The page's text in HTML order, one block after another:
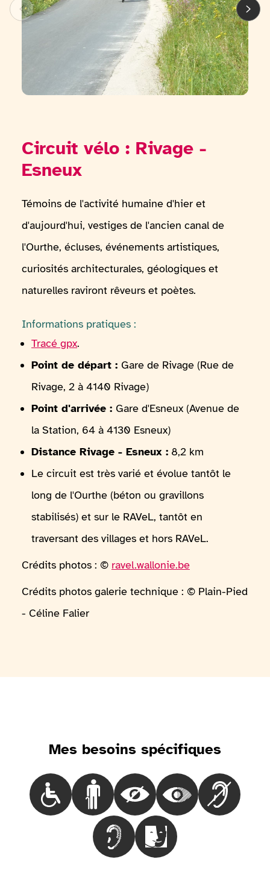
Circuit vélo : Rivage -
Esneux
Témoins de l'activité humaine d'hier et
d'aujourd'hui, vestiges de l'ancien canal de
l'Ourthe, écluses, événements artistiques,
curiosités architecturales, géologiques et
naturelles raviront rêveurs et poètes.
Informations pratiques :
Tracé gpx.
Point de départ : Gare de Rivage (Rue de
Rivage, 2 à 4140 Rivage)
Point d'arrivée : Gare d'Esneux (Avenue de
la Station, 64 à 4130 Esneux)
Distance Rivage - Esneux : 8,2 km
Le circuit est très varié et évolue tantôt le
long de l'Ourthe (béton ou gravillons
stabilisés) et sur le RAVeL, tantôt en
traversant des villages et hors RAVeL.
Crédits photos : © ravel.wallonie.be
Crédits photos galerie technique : © Plain-Pied
- Céline Falier
Mes besoins spécifiques
Choisir le besoinLes personnes en fauteuil roulant
Choisir le besoinLes personnes
Choisir le besoinLes
Choisir le besoinLes
Choisir le
Choisir le besoinLes personnes
Choisir le besoinLes